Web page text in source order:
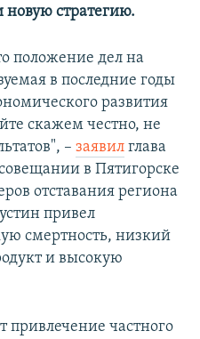
новую стратегию.
положение дел на
в последние годы
развития
скажем честно, не
– заявил глава
в Пятигорске
отставания региона
привел
смертность, низкий
и высокую
частного